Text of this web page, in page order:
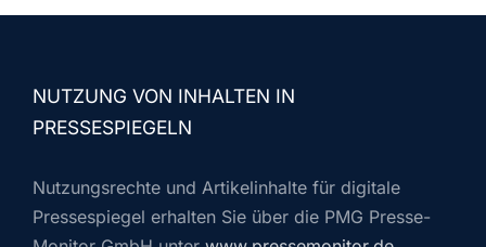
NUTZUNG VON INHALTEN IN
PRESSESPIEGELN
Nutzungsrechte und Artikelinhalte für digitale
Pressespiegel erhalten Sie über die PMG Presse-